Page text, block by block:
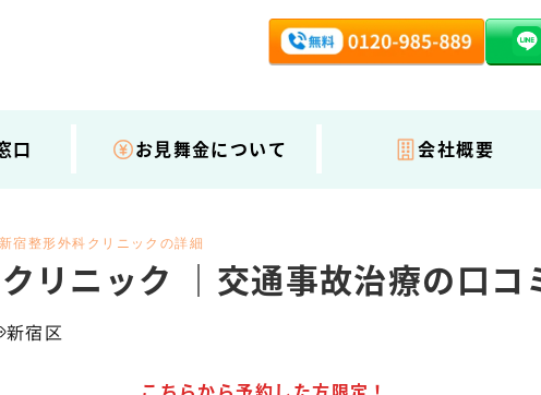
口 お見舞金について 会社概要
宿整形外科クリニックの詳細
リニック ｜交通事故治療の口コ
新宿区